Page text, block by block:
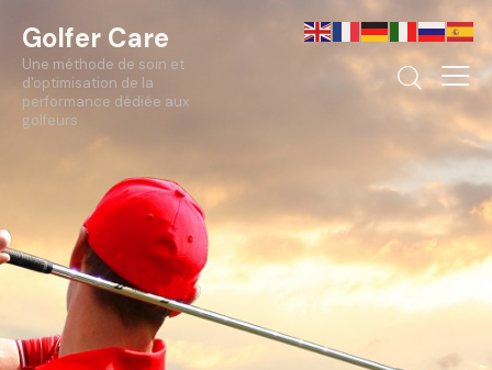
Golfer Care
Une méthode de soin et
d'optimisation de la
performance dédiée aux
golfeurs